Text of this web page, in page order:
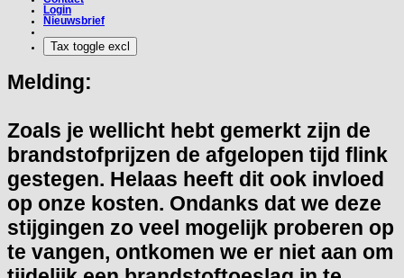
Login
Nieuwsbrief
Melding:
Zoals je wellicht hebt gemerkt zijn de
brandstofprijzen de afgelopen tijd flink
gestegen. Helaas heeft dit ook invloed
op onze kosten. Ondanks dat we deze
stijgingen zo veel mogelijk proberen op
te vangen, ontkomen we er niet aan om